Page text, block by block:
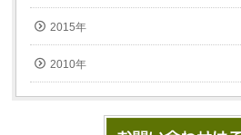
2015年
2010年